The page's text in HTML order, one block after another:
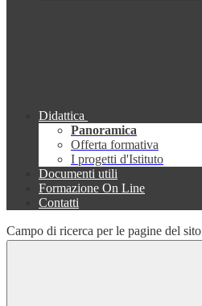
Didattica
Panoramica
Offerta formativa
I progetti d'Istituto
Documenti utili
Formazione On Line
Contatti
Campo di ricerca per le pagine del sito